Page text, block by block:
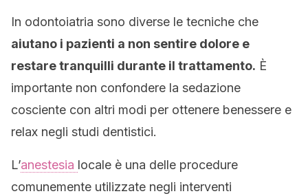
In odontoiatria sono diverse le tecniche che
aiutano i pazienti a non sentire dolore e
restare tranquilli durante il trattamento. È
importante non confondere la sedazione
cosciente con altri modi per ottenere benessere e
relax negli studi dentistici.
L’anestesia locale è una delle procedure
comunemente utilizzate negli interventi